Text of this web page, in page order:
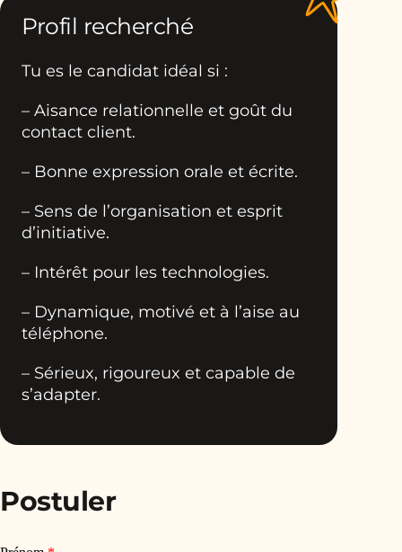
Profil recherché
Tu es le candidat idéal si :
– Aisance relationnelle et goût du
contact client.
– Bonne expression orale et écrite.
– Sens de l’organisation et esprit
d’initiative.
– Intérêt pour les technologies.
– Dynamique, motivé et à l’aise au
téléphone.
– Sérieux, rigoureux et capable de
s’adapter.
Postuler